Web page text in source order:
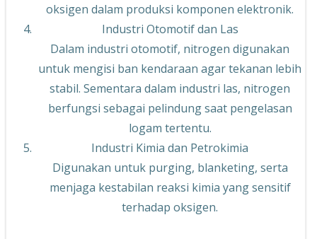
oksigen dalam produksi komponen elektronik.
Industri Otomotif dan Las
Dalam industri otomotif, nitrogen digunakan
untuk mengisi ban kendaraan agar tekanan lebih
stabil. Sementara dalam industri las, nitrogen
berfungsi sebagai pelindung saat pengelasan
logam tertentu.
Industri Kimia dan Petrokimia
Digunakan untuk purging, blanketing, serta
menjaga kestabilan reaksi kimia yang sensitif
terhadap oksigen.